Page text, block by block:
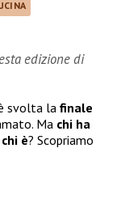
edizione di
svolta la finale
Ma chi ha
è? Scopriamo